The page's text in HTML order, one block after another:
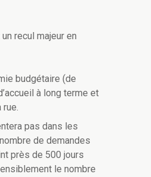
recul majeur en
budgétaire (de
à long terme et
pas dans les
de demandes
près de 500 jours
le nombre